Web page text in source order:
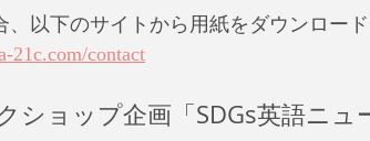
、以下のサイトから用紙をダウンロード
21c.com/contact
ショップ企画「SDGs英語ニ